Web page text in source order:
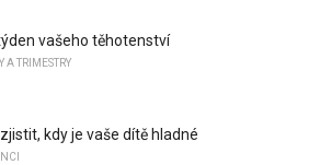
vašeho těhotenství
A TRIMESTRY
kdy je vaše dítě hladné